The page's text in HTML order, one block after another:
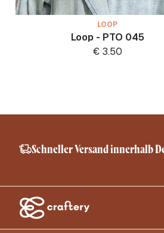
LOOP
Loop - PTO 045
€ 3.50
Schneller Versand innerhalb